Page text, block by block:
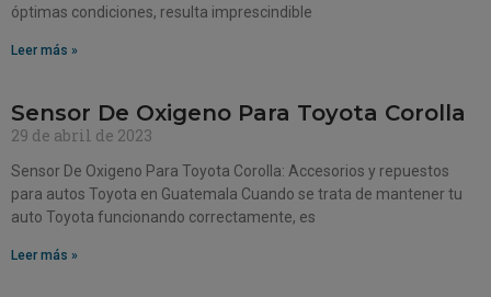
óptimas condiciones, resulta imprescindible
Leer más »
Sensor De Oxigeno Para Toyota Corolla
29 de abril de 2023
Sensor De Oxigeno Para Toyota Corolla: Accesorios y repuestos
para autos Toyota en Guatemala Cuando se trata de mantener tu
auto Toyota funcionando correctamente, es
Leer más »